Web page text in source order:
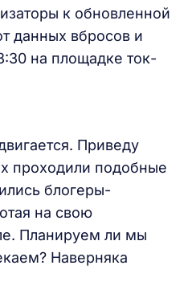
к обновленной
данных вбросов и
на площадке ток-
Приведу
проходили подобные
блогеры-
на свою
Планируем ли мы
Наверняка